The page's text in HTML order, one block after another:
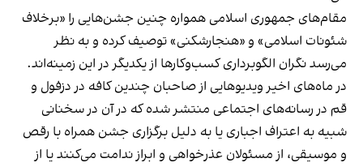
مقام‌های جمهوری اسلامی همواره چنین جشن‌هایی را «برخلاف
شئونات اسلامی» و «هنجارشکنی» توصیف کرده و به نظر
می‌رسد نگران الگوبرداری کسب‌وکارها از یکدیگر در این زمینه‌اند.
در ماه‌های اخیر ویدیوهایی از صاحبان چندین کافه در دزفول و
قم در رسانه‌های اجتماعی منتشر شده که در آن در سخنانی
شبیه به اعتراف اجباری یا به دلیل برگزاری جشن همراه با رقص
و موسیقی، از مسئولان عذرخواهی و ابراز ندامت می‌کنند یا از